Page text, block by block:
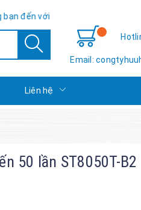
Hữu Hảo TSE - Sự hài lòng của
Email:
Liên hệ
50 lần ST8050T-B2